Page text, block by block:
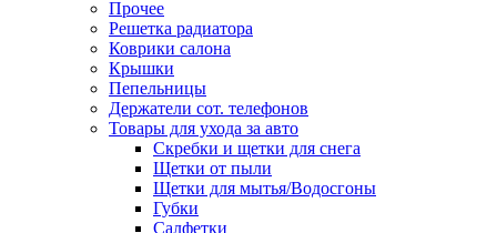
Прочее
Решетка радиатора
Коврики салона
Крышки
Пепельницы
Держатели сот. телефонов
Товары для ухода за авто
Скребки и щетки для снега
Щетки от пыли
Щетки для мытья/Водосгоны
Губки
Салфетки